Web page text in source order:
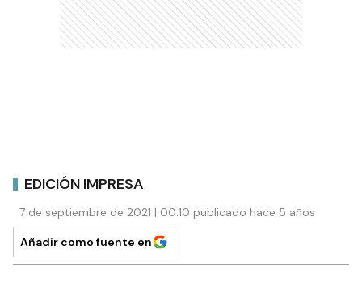
EDICIÓN IMPRESA
7 de septiembre de 2021 | 00:10 publicado hace 5 años
Añadir como fuente en